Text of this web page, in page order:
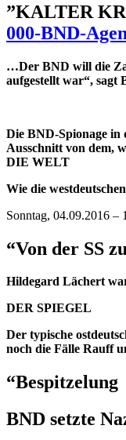
”KALTER
000-BND-
…Der BND will die
aufgestellt war“, sagt
Die BND-Spionage in
Ausschnitt von dem,
DIE WELT
Wie die
Sonntag, 04.09.2016 –
“Von der SS
Hildegard Lächert
DER SPIEGEL
Der typische
noch die Fälle Rauff
“Bespitzelung
BND setzte